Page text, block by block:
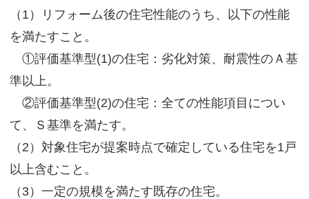
（1）リフォーム後の住宅性能のうち、以下の性能
を満たすこと。
①評価基準型(1)の住宅：劣化対策、耐震性のＡ基
準以上。
②評価基準型(2)の住宅：全ての性能項目につい
て、Ｓ基準を満たす。
（2）対象住宅が提案時点で確定している住宅を1戸
以上含むこと。
（3）一定の規模を満たす既存の住宅。